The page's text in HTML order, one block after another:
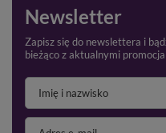
Newsletter
Zapisz się do newslettera i
bieżąco z aktualnymi